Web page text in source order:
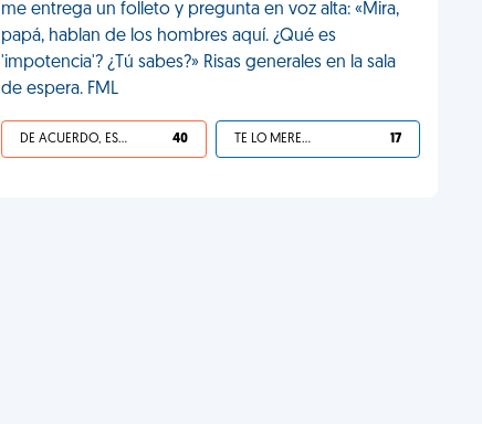
me entrega un folleto y pregunta en voz alta: «Mira,
papá, hablan de los hombres aquí. ¿Qué es
'impotencia'? ¿Tú sabes?» Risas generales en la sala
de espera. FML
DE ACUERDO, ES UNA VIDA HP 40 TE LO MERECES 17